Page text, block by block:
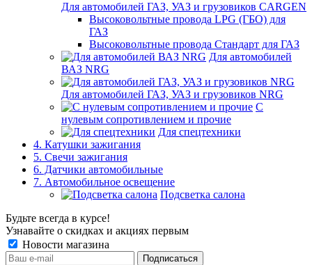
Для автомобилей ГАЗ, УАЗ и грузовиков CARGEN
Высоковольтные провода LPG (ГБО) для
ГАЗ
Высоковольтные провода Стандарт для ГАЗ
Для автомобилей
ВАЗ NRG
Для автомобилей ГАЗ, УАЗ и грузовиков NRG
С
нулевым сопротивлением и прочие
Для спецтехники
4. Катушки зажигания
5. Свечи зажигания
6. Датчики автомобильные
7. Автомобильное освещение
Подсветка салона
Будьте всегда в курсе!
Узнавайте о скидках и акциях первым
Новости магазина